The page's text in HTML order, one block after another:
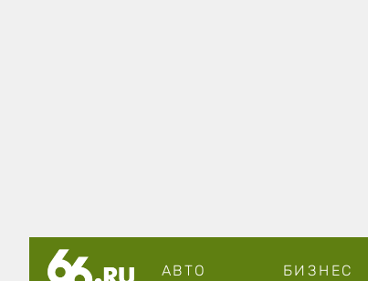
АВТО БИЗНЕС